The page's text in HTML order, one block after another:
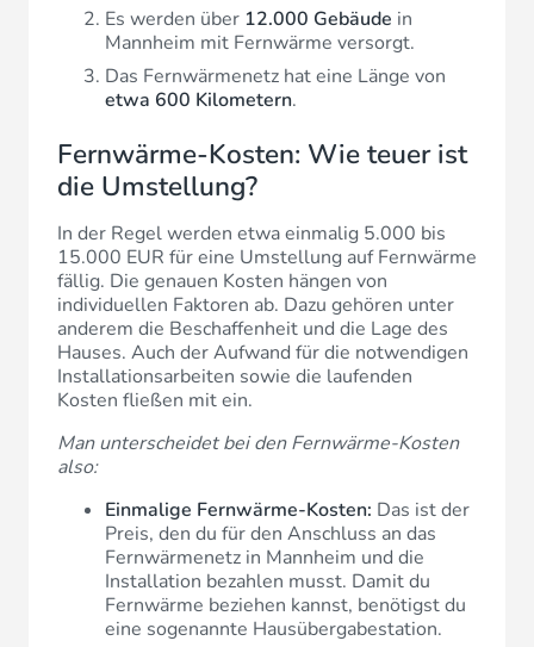
Es werden über 12.000 Gebäude in
Mannheim mit Fernwärme versorgt.
Das Fernwärmenetz hat eine Länge von
etwa 600 Kilometern.
Fernwärme-Kosten: Wie teuer ist
die Umstellung?
In der Regel werden etwa einmalig 5.000 bis
15.000 EUR für eine Umstellung auf Fernwärme
fällig. Die genauen Kosten hängen von
individuellen Faktoren ab. Dazu gehören unter
anderem die Beschaffenheit und die Lage des
Hauses. Auch der Aufwand für die notwendigen
Installationsarbeiten sowie die laufenden
Kosten fließen mit ein.
Man unterscheidet bei den Fernwärme-Kosten
also:
Einmalige Fernwärme-Kosten: Das ist der
Preis, den du für den Anschluss an das
Fernwärmenetz in Mannheim und die
Installation bezahlen musst. Damit du
Fernwärme beziehen kannst, benötigst du
eine sogenannte Hausübergabestation.